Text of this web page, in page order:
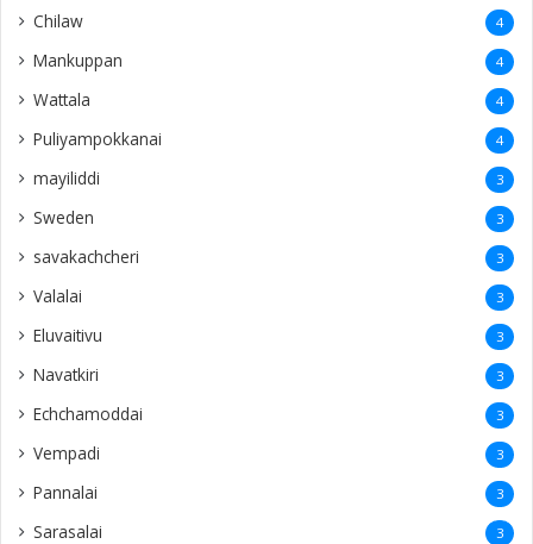
Chilaw 4
Mankuppan 4
Wattala 4
Puliyampokkanai 4
mayiliddi 3
Sweden 3
savakachcheri 3
Valalai 3
Eluvaitivu 3
Navatkiri 3
Echchamoddai 3
Vempadi 3
Pannalai 3
Sarasalai 3